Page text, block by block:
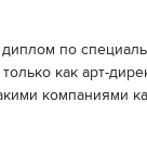
по
как арт-
компаниями